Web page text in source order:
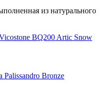
из натурального
BQ200 Artic Snow
Bronze